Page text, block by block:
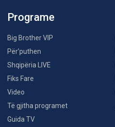
Programe
Big Brother VIP
Për’puthen
Shqipëria LIVE
Fiks Fare
Video
Të gjitha programet
Guida TV